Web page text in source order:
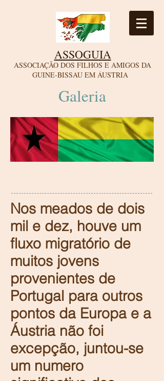
ASSOGUIA
ASSOCIAÇÃO DOS FILHOS E AMIGOS DA
GUINE-BISSAU EM ÁUSTRIA
Galeria
Nos meados de dois
mil e dez, houve um
fluxo migratório de
muitos jovens
provenientes de
Portugal para outros
pontos da Europa e a
Áustria não foi
excepção, juntou-se
um numero